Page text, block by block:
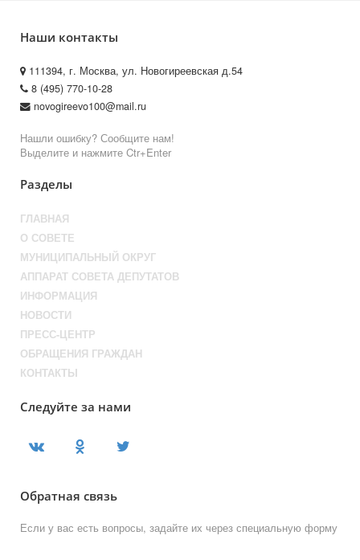
Наши контакты
111394, г. Москва, ул. Новогиреевская д.54
8 (495) 770-10-28
novogireevo100@mail.ru
Нашли ошибку? Сообщите нам!
Выделите и нажмите Ctr+Enter
Разделы
ГЛАВНАЯ
О СОВЕТЕ
МУНИЦИПАЛЬНЫЙ ОКРУГ
АППАРАТ СОВЕТА ДЕПУТАТОВ
ИНФОРМАЦИЯ
НОВОСТИ
ПРЕСС-ЦЕНТР
ОБРАЩЕНИЯ ГРАЖДАН
КОНТАКТЫ
Следуйте за нами
Обратная связь
Если у вас есть вопросы, задайте их через специальную форму